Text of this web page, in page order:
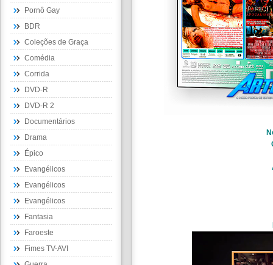
Pornô Gay
BDR
Coleções de Graça
Comédia
Corrida
DVD-R
DVD-R 2
Documentários
Drama
Épico
Evangélicos
Evangélicos
Evangélicos
Fantasia
Faroeste
Fimes TV-AVI